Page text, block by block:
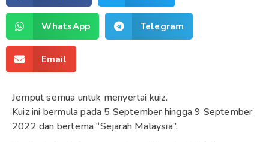
WhatsApp Telegram
Email
Jemput semua untuk menyertai kuiz.
Kuiz ini bermula pada 5 September hingga 9 September
2022 dan bertema “Sejarah Malaysia”.